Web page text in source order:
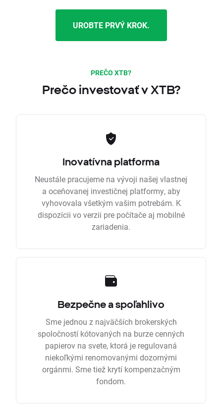
UROBTE PRVÝ KROK.
PREČO XTB?
Prečo investovať v XTB?
Inovatívna platforma
Neustále pracujeme na vývoji našej vlastnej
a oceňovanej investičnej platformy, aby
vyhovovala všetkým vašim potrebám. K
dispozícii vo verzii pre počítače aj mobilné
zariadenia.
Bezpečne a spoľahlivo
Sme jednou z najväčších brokerských
spoločností kótovaných na burze cenných
papierov na svete, ktorá je regulovaná
niekoľkými renomovanými dozornými
orgánmi. Sme tiež krytí kompenzačným
fondom.